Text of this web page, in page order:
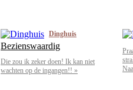
Dinghuis
Bezienswaardig
Die zou ik zeker doen! Ik kan niet
wachten op de ingangen!! »